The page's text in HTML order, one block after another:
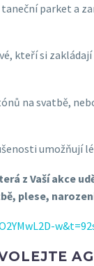
parket a
kteří si
na svatbě,
z Vaší akce
plese,